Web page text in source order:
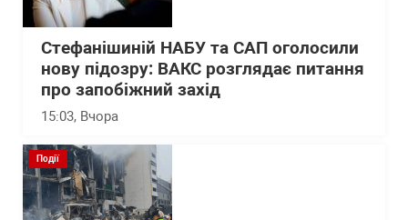
Стефанішиній НАБУ та САП оголосили
нову підозру: ВАКС розглядає питання
про запобіжний захід
15:03, Вчора
Події